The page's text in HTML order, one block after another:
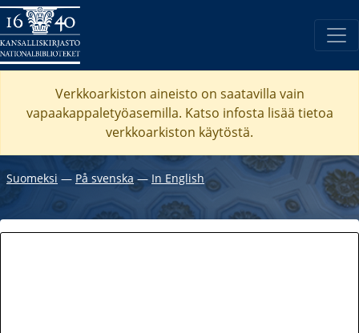
Verkkoarkiston aineisto on saatavilla vain
vapaakappaletyöasemilla. Katso infosta lisää tietoa
verkkoarkiston käytöstä.
Suomeksi ― På svenska― In English